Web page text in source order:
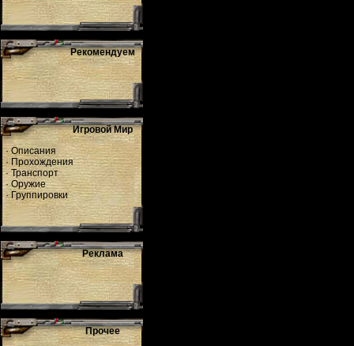
Рекомендуем
Игровой Мир
·Описания
·Прохождения
·Транспорт
·Оружие
·Группировки
Реклама
Прочее